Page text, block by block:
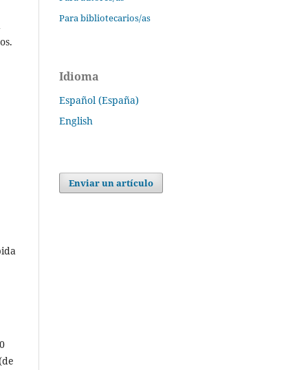
Para bibliotecarios/as
Idioma
Español (España)
English
Enviar un artículo